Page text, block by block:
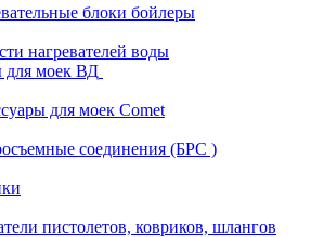
блоки бойлеры
нагревателей воды
для моек ВД
для моек Comet
соединения (БРС )
пистолетов, ковриков, шлангов